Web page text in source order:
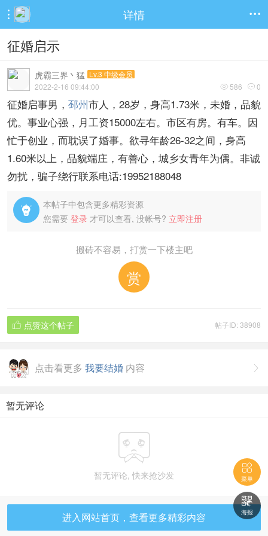
 详情 
征婚启示
虎霸三界丶猛 Lv.3 中级会员
 586  0
2022-2-16 09:44:00
征婚启事男， 邳州市人，28岁，身高1.73米，未婚，品貌
优。事业心强，月工资15000左右。市区有房。有车。因
忙于创业，而耽误了婚事。欲寻年龄26-32之间，身高
1.60米以上，品貌端庄，有善心，城乡女青年为偶。非诚
勿扰，骗子绕行联系电话:19952188048

本帖子中包含更多精彩资源
您需要 登录 才可以查看, 没帐号? 立即注册
搬砖不容易，打赏一下楼主吧
赏
帖子ID: 38908
 点赞这个帖子

点击看更多 我要结婚 内容
暂无评论

暂无评论, 快来抢沙发
进入网站首页，查看更多精彩内容

菜单

海报